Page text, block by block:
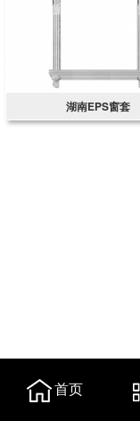
湖南EPS窗套
首页